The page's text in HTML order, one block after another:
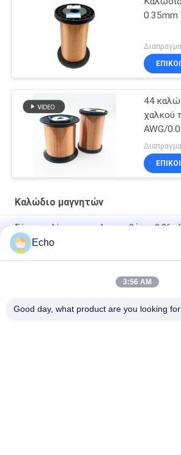
0.35mm
44
χαλκού
AWG/
Καλώδιο μαγνητών
Σύρμα τυλίγματος πολυουρεθάνης 0,06
Σύρμα Χάλκινο Εμαγιέ
0.15mm Εναμελωμένο Χαλκό Τεχνικό
0.036mm σμαλτωμένο καλώδιο μαγνητών
Echo
3:56 AM
Good day, what product are you looking